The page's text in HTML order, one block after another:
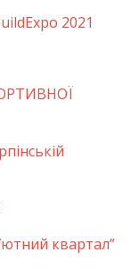
2021
квартал”